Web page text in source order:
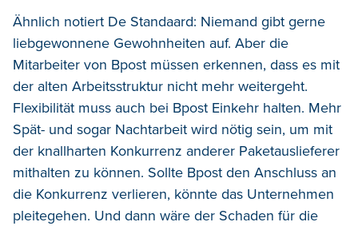
Ähnlich notiert De Standaard: Niemand gibt gerne
liebgewonnene Gewohnheiten auf. Aber die
Mitarbeiter von Bpost müssen erkennen, dass es mit
der alten Arbeitsstruktur nicht mehr weitergeht.
Flexibilität muss auch bei Bpost Einkehr halten. Mehr
Spät- und sogar Nachtarbeit wird nötig sein, um mit
der knallharten Konkurrenz anderer Paketauslieferer
mithalten zu können. Sollte Bpost den Anschluss an
die Konkurrenz verlieren, könnte das Unternehmen
pleitegehen. Und dann wäre der Schaden für die